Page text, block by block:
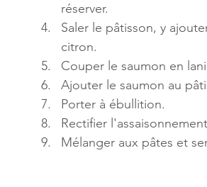
réserver.
Saler le pâtisson, y
citron.
Couper le saumon en
Ajouter le saumon au
Porter à ébullition.
Rectifier
Mélanger aux pâtes et